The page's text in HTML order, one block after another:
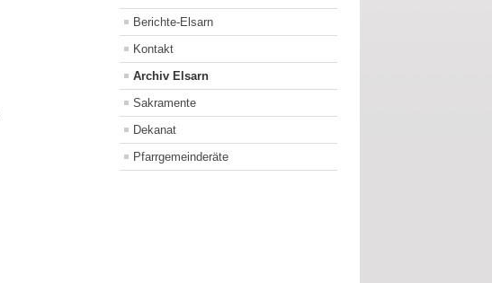
Berichte-Elsarn
Kontakt
Archiv Elsarn
Sakramente
Dekanat
Pfarrgemeinderäte